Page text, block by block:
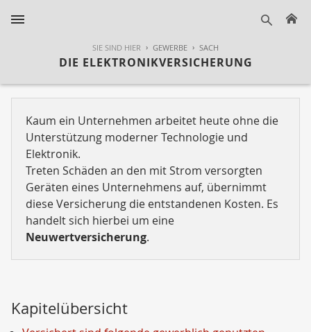
SIE SIND HIER GEWERBE SACH
DIE ELEKTRONIKVERSICHERUNG
Kaum ein Unternehmen arbeitet heute ohne die
Unterstützung moderner Technologie und
Elektronik.
Treten Schäden an den mit Strom versorgten
Geräten eines Unternehmens auf, übernimmt
diese Versicherung die entstandenen Kosten. Es
handelt sich hierbei um eine
Neuwertversicherung.
Kapitelübersicht